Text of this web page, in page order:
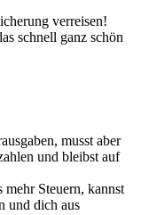
verreisen!
schnell ganz schön
musst aber
und bleibst auf
Steuern, kannst
und dich aus